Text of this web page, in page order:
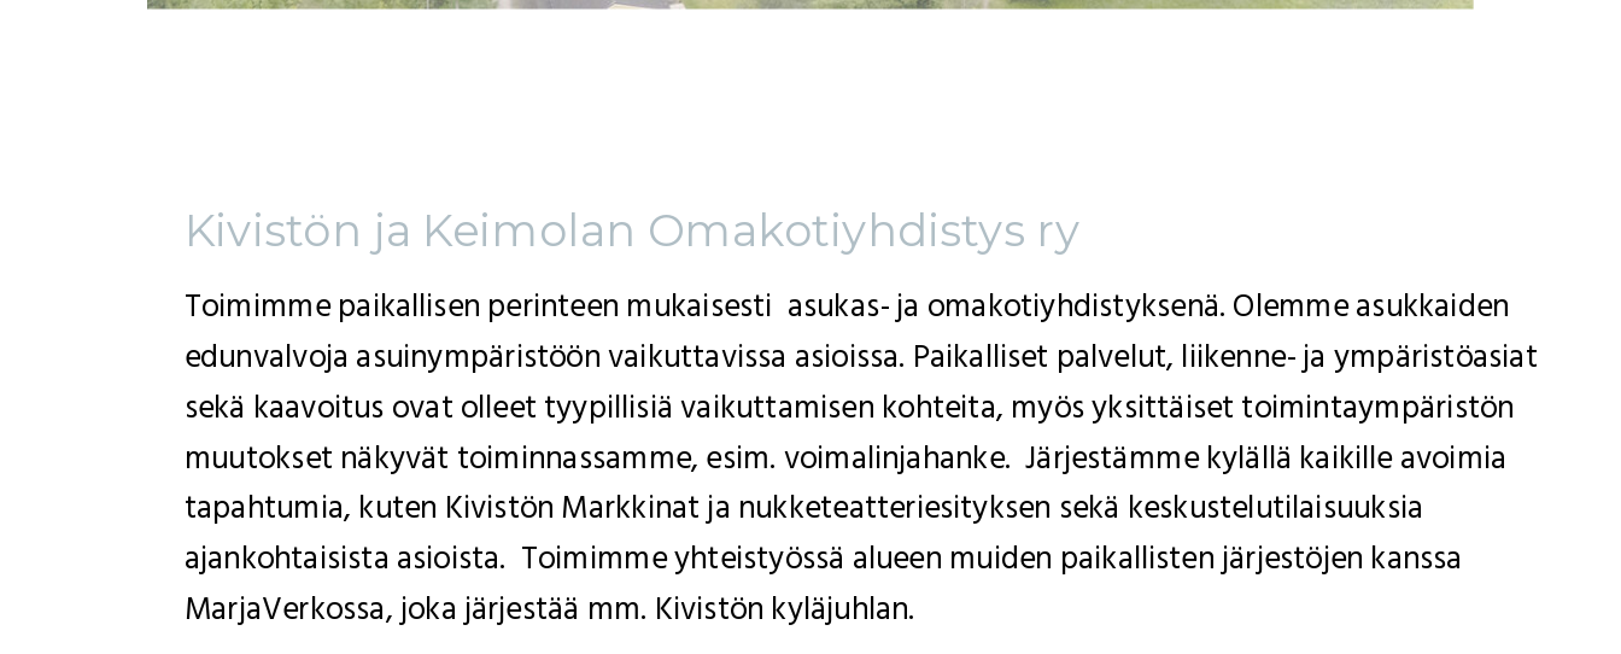
Kivistön ja Keimolan Omakotiyhdistys ry
Toimimme paikallisen perinteen mukaisesti asukas- ja omakotiyhdistyksenä. Olemme asukkaiden
edunvalvoja asuinympäristöön vaikuttavissa asioissa. Paikalliset palvelut, liikenne- ja ympäristöasiat
sekä kaavoitus ovat olleet tyypillisiä vaikuttamisen kohteita, myös yksittäiset toimintaympäristön
muutokset näkyvät toiminnassamme, esim. voimalinjahanke. Järjestämme kylällä kaikille avoimia
tapahtumia, kuten Kivistön Markkinat ja nukketeatteriesityksen sekä keskustelutilaisuuksia
ajankohtaisista asioista. Toimimme yhteistyössä alueen muiden paikallisten järjestöjen kanssa
MarjaVerkossa, joka järjestää mm. Kivistön kyläjuhlan.